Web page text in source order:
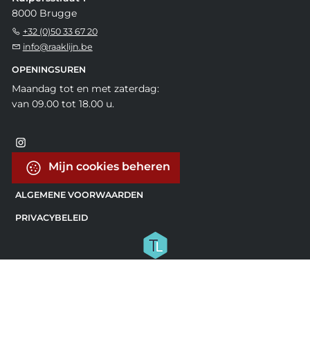
8000 Brugge
+32 (0)50 33 67 20
info@raaklijn.be
OPENINGSUREN
Maandag tot en met zaterdag:
van 09.00 tot 18.00 u.
Mijn cookies beheren
ALGEMENE VOORWAARDEN
PRIVACYBELEID